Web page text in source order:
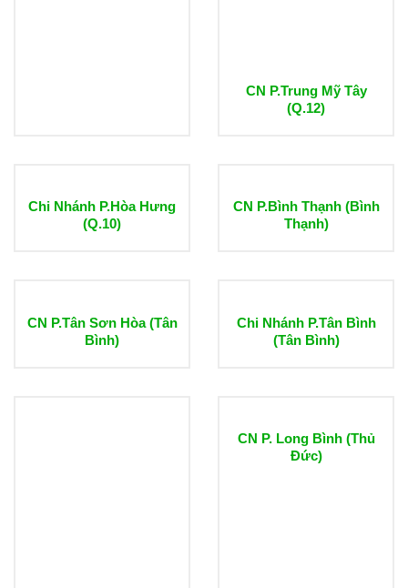
CN P.Trung Mỹ Tây
(Q.12)
Chi Nhánh P.Hòa Hưng
(Q.10)
CN P.Bình Thạnh (Bình
Thạnh)
CN P.Tân Sơn Hòa (Tân
Bình)
Chi Nhánh P.Tân Bình
(Tân Bình)
CN P. Long Bình (Thủ
Đức)